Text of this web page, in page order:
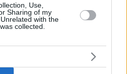
Use,
Sharing of my
with the
collected.
«κλειδί» στο διπλό φονικό
- Τι αντίκρισε, μπαίνοντας